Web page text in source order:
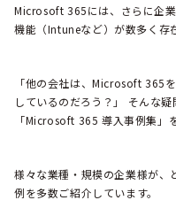
Microsoft 365には、さらに企
機能（Intuneなど）が数多く存
「他の会社は、Microsoft 365
しているのだろう？」 そんな
「Microsoft 365 導入事例集」
様々な業種・規模の企業様が、
例を多数ご紹介しています。